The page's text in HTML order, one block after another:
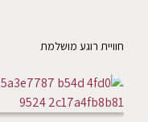
חוויית רוגע מושלמת